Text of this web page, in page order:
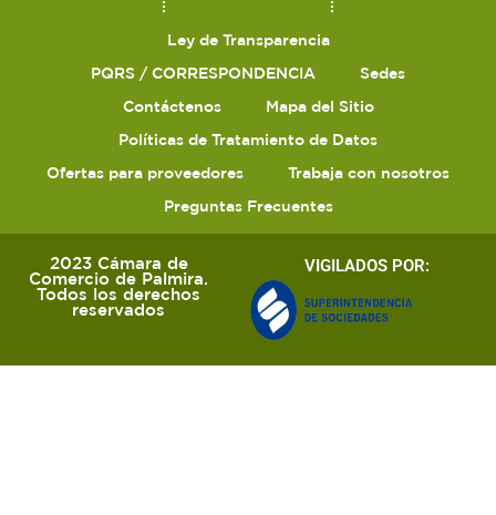
Ley de Transparencia
PQRS / CORRESPONDENCIA
Sedes
Contáctenos
Mapa del Sitio
Políticas de Tratamiento de Datos
Ofertas para proveedores
Trabaja con nosotros
Preguntas Frecuentes
2023 Cámara de
Comercio de Palmira.
Todos los derechos
reservados
VIGILADOS POR: